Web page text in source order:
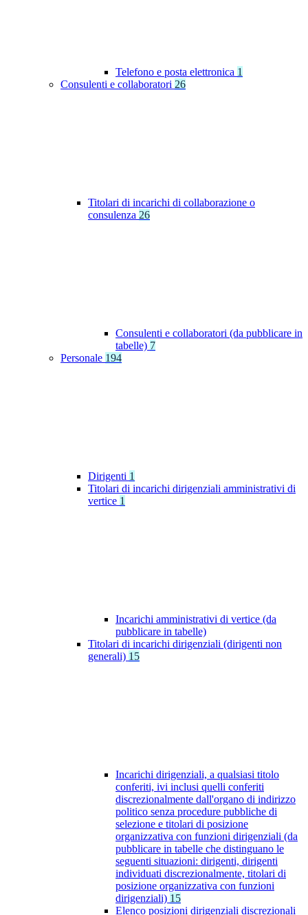
Telefono e posta elettronica 1
Consulenti e collaboratori 26
Titolari di incarichi di collaborazione o
consulenza 26
Consulenti e collaboratori (da pubblicare in
tabelle) 7
Personale 194
Dirigenti 1
Titolari di incarichi dirigenziali amministrativi di
vertice 1
Incarichi amministrativi di vertice (da
pubblicare in tabelle)
Titolari di incarichi dirigenziali (dirigenti non
generali) 15
Incarichi dirigenziali, a qualsiasi titolo
conferiti, ivi inclusi quelli conferiti
discrezionalmente dall'organo di indirizzo
politico senza procedure pubbliche di
selezione e titolari di posizione
organizzativa con funzioni dirigenziali (da
pubblicare in tabelle che distinguano le
seguenti situazioni: dirigenti, dirigenti
individuati discrezionalmente, titolari di
posizione organizzativa con funzioni
dirigenziali) 15
Elenco posizioni dirigenziali discrezionali